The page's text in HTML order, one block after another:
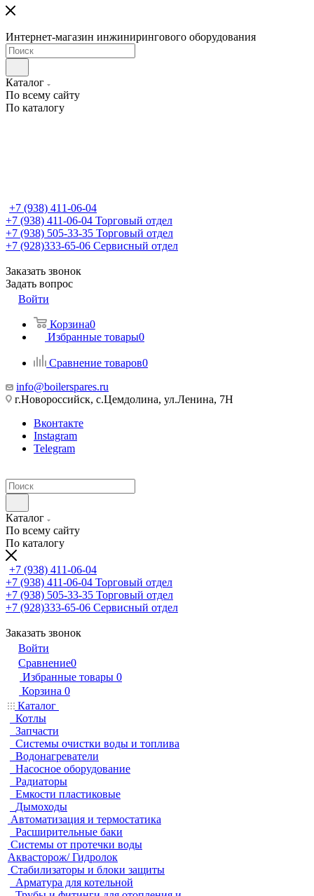
Интернет-магазин инжинирингового оборудования
Каталог
По всему сайту
По каталогу
+7 (938) 411-06-04
+7 (938) 411-06-04 Торговый отдел
+7 (938) 505-33-35 Торговый отдел
+7 (928)333-65-06 Сервисный отдел
Заказать звонок
Задать вопрос
Войти
Корзина0
Избранные товары0
Сравнение товаров0
info@boilerspares.ru
г.Новороссийск, с.Цемдолина, ул.Ленина, 7Н
Вконтакте
Instagram
Telegram
Каталог
По всему сайту
По каталогу
+7 (938) 411-06-04
+7 (938) 411-06-04 Торговый отдел
+7 (938) 505-33-35 Торговый отдел
+7 (928)333-65-06 Сервисный отдел
Заказать звонок
Войти
Сравнение0
Избранные товары 0
Корзина 0
Каталог
Котлы
Запчасти
Системы очистки воды и топлива
Водонагреватели
Насосное оборудование
Радиаторы
Емкости пластиковые
Дымоходы
Автоматизация и термостатика
Расширительные баки
Системы от протечки воды
Аквасторож/ Гидролок
Стабилизаторы и блоки защиты
Арматура для котельной